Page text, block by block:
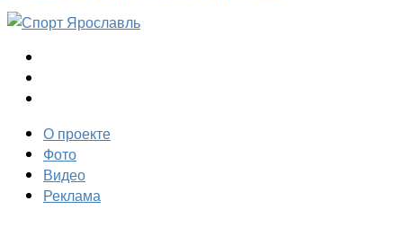
О проекте
Фото
Видео
Реклама